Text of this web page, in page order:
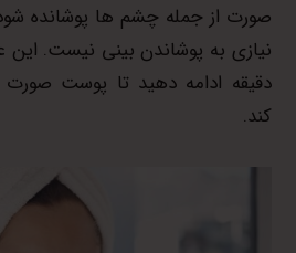
صورت از جمله چشم ها پوشانده
دقیقه ادامه دهید تا پوست
کند.